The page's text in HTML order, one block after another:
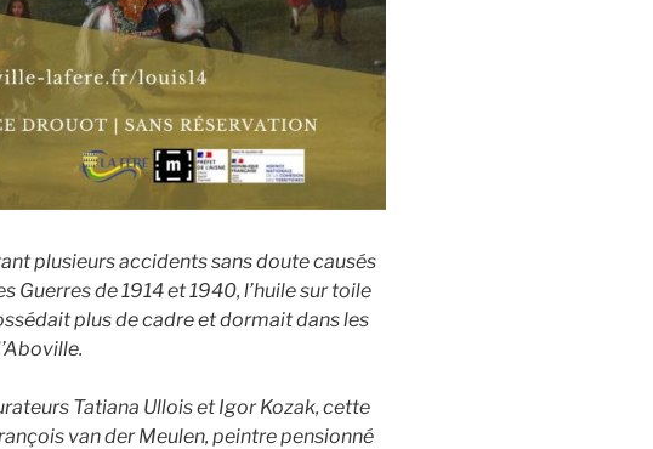
plusieurs accidents sans doute causés
Guerres de 1914 et 1940, l’huile sur toile
plus de cadre et dormait dans les
Tatiana Ullois et Igor Kozak, cette
van der Meulen, peintre pensionné